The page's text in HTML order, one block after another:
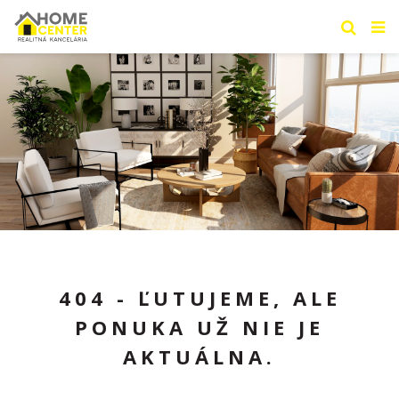
404 - ĽUTUJEME, ALE
PONUKA UŽ NIE JE
AKTUÁLNA.